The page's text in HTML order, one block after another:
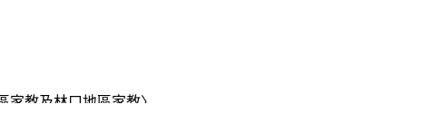
教及林口地區家教〉